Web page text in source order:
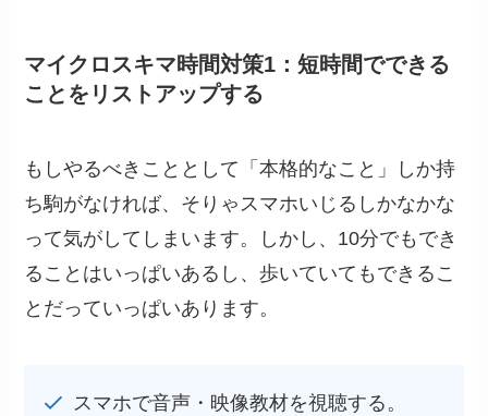
マイクロスキマ時間対策1：短時間でできる
ことをリストアップする
もしやるべきこととして「本格的なこと」しか持
ち駒がなければ、そりゃスマホいじるしかなかな
って気がしてしまいます。しかし、10分でもでき
ることはいっぱいあるし、歩いていてもできるこ
とだっていっぱいあります。
スマホで音声・映像教材を視聴する。